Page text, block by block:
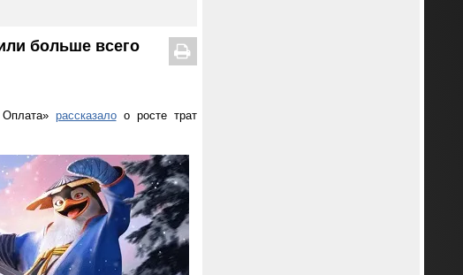
больше всего
рассказалоо росте трат